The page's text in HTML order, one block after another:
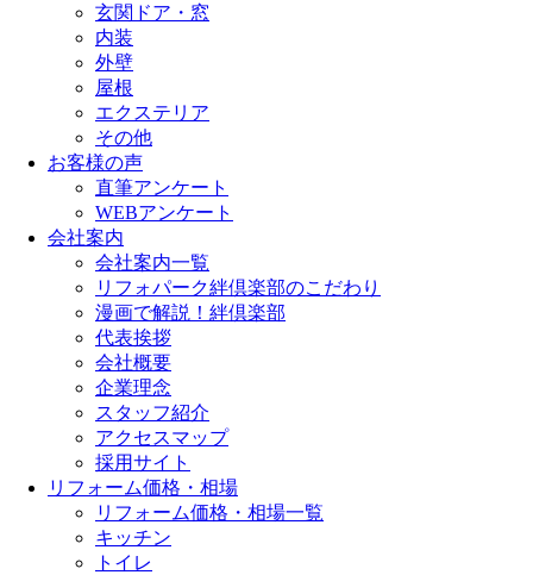
玄関ドア・窓
内装
外壁
屋根
エクステリア
その他
お客様の声
直筆アンケート
WEBアンケート
会社案内
会社案内一覧
リフォパーク絆倶楽部のこだわり
漫画で解説！絆倶楽部
代表挨拶
会社概要
企業理念
スタッフ紹介
アクセスマップ
採用サイト
リフォーム価格・相場
リフォーム価格・相場一覧
キッチン
トイレ